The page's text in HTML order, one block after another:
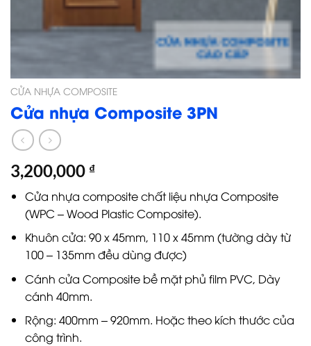
CỬA NHỰA COMPOSITE
Cửa nhựa Composite 3PN
3,200,000 ₫
Cửa nhựa composite chất liệu nhựa Composite
(WPC – Wood Plastic Composite).
Khuôn cửa: 90 x 45mm, 110 x 45mm (tường dày từ
100 – 135mm đều dùng được)
Cánh cửa Composite bề mặt phủ film PVC, Dày
cánh 40mm.
Rộng: 400mm – 920mm. Hoặc theo kích thước của
công trình.